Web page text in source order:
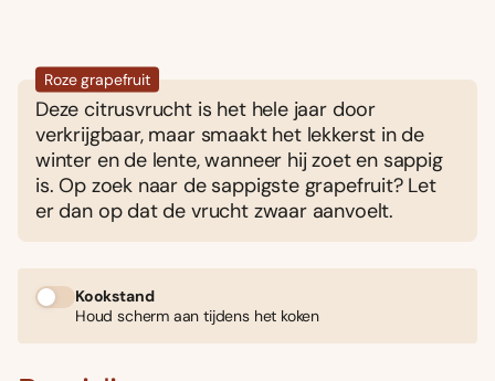
Roze grapefruit
Deze citrusvrucht is het hele jaar door
verkrijgbaar, maar smaakt het lekkerst in de
winter en de lente, wanneer hij zoet en sappig
is. Op zoek naar de sappigste grapefruit? Let
er dan op dat de vrucht zwaar aanvoelt.
Kookstand
Houd scherm aan tijdens het koken